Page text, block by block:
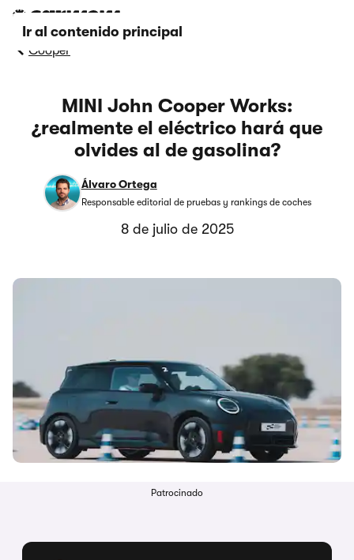
Ir al contenido principal
Cooper
MINI John Cooper Works:
¿realmente el eléctrico hará que
olvides al de gasolina?
Álvaro Ortega
Responsable editorial de pruebas y rankings de coches
8 de julio de 2025
Patrocinado